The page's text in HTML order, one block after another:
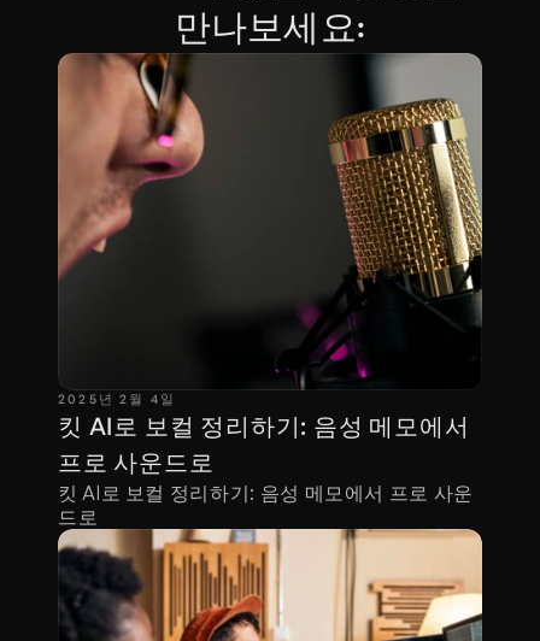
만나보세요:
2025년 2월 4일
킷 AI로 보컬 정리하기: 음성 메모에서
프로 사운드로
킷 AI로 보컬 정리하기: 음성 메모에서 프로 사운
드로